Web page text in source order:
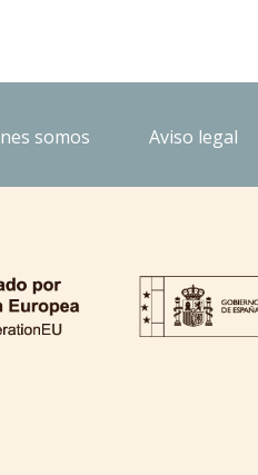
somos Aviso legal